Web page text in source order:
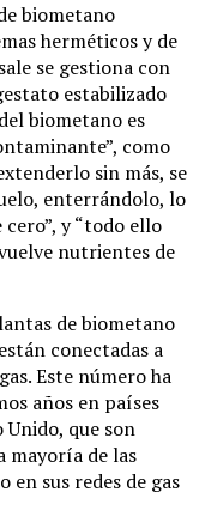
biometano
herméticos y de
se gestiona con
estabilizado
biometano es
como
sin más, se
enterrándolo, lo
y “todo ello
nutrientes de
de biometano
conectadas a
Este número ha
años en países
que son
mayoría de las
sus redes de gas